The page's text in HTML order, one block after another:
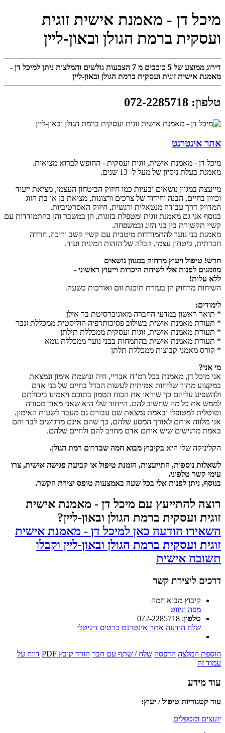
מיכל דן - מאמנת אישית זוגית
ועסקית ברמת הגולן ובאון-ליין
דירוג ממוצע של 5 כוכבים מ 7 הצבעות גולשים והמלצות ניתן למיכל דן -
מאמנת אישית זוגית ועסקית ברמת הגולן ובאון-ליין
טלפון:
072-2285718
אתר אינטרנט
מיכל דן - מאמנת אישית, זוגית ועסקית - החופש לברוא מציאות.
מאמנת בעלת ניסיון של מעל ל- 13 שנים.
מייעצת במגוון נושאים ובעיות כמו חיזוק הביטחון העצמי, מציאת ייעוד
וכיוון בחיים, הבנה וחידוד של צרכים ורצונות, מציאת בן או בת הזוג
המדויק דרך עבודה מנטאלית ורגשית, חיזוק האסרטיביות.
בנוסף אני גם מאמנת זוגית ומטפלת בזוגות, הן במשבר והן בהתמודדות עם
קשיי תקשורת בין בני הזוג ובמשפחה.
מאמנת בני נוער להתמודדות מיטבית עם קשיי קשב וריכוז, חרדה
חברתית, ביטחון עצמי, קבלה של הזהות המינית ועוד.
חדש! טיפול ויעוץ מרחוק במגוון נושאים
מוזמנים לפנות אלי לשיחת היכרות וייעוץ ראשוני -
ללא עלות!
השיחות מרחוק הן בעזרת תוכנת זום ואורכות כשעה.
לימודים:
* תואר ראשון במדעי החברה מאוניברסיטת בר אילן
* תעודת מאמנת אישית בשילוב פסיכותרפיה הוליסטית ממכללת זנבר
* תעודת מאמנת אישית, זוגית ועסקית ממכללת תילתן
* תעודת מאמנת אישית בהתמחות בבני נוער ממכללת גומא
* קורס מאמני קבוצות ממכללת תלתן
מי אני?
אני מיכל דן, מאמנת בכל רמ"ח אבריי, חיה ונושמת אימון ונמצאת
במקצוע מתוך שליחות אמיתית לעשות הבדל בחיים של בני אדם
ולהשפיע עליהם כך שיראו את הכוח הטמון בתוכם ויאמינו ביכולתם
לממש את כל מה שחשוב להם. הייחוד שלי היא שאני מאוד מסורה
וטוטלית למטופלי ובאמת נמצאת שם עבורם גם מעבר לשעות האימון.
אני מלווה אותם לאורך המסע שלהם, כך שהם אינם מרגישים לבד והם
באמת מרגישים שיש איתם אדם מחויב להם ולחיים שלהם.
הקליניקה שלי היא בקיבוץ מבוא חמה שבדרום רמת הגולן.
לשאלות נוספות, התייעצות, הזמנת טיפול או קביעת פגישה אישית, צרו
עימי קשר טלפוני.
בנוסף, ניתן לפנות אלי בכל שעה באמצעות טופס יצירת הקשר.
רוצה להתייעץ עם מיכל דן - מאמנת אישית
זוגית ועסקית ברמת הגולן ובאון-ליין?
השאירו הודעה כאן למיכל דן - מאמנת אישית
זוגית ועסקית ברמת הגולן ובאון-ליין וקבלו
תשובה אישית
דרכים ליצירת קשר
קיבוץ מבוא חמה
מפה וניווט
טלפון:
072-2285718
שלח הודעה אתר אינטרנט כרטיס דיגיטלי
הוספת המלצה הדפסה שלח / שתף עם חבר הורד קובץ PDF
דווח על
עמוד זה
עוד מידע
עוד קטגוריות טיפול / יעוץ:
יועצים ומטפלים